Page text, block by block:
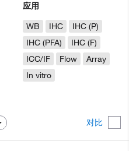
对比
应用
WB
IHC
IHC (P)
IHC (PFA)
IHC (F)
ICC/IF
Flow
Array
In vitro